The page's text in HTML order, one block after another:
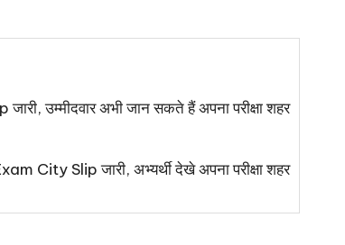
उम्मीदवार अभी जान सकते हैं अपना परीक्षा शहर
City Slip जारी, अभ्यर्थी देखे अपना परीक्षा शहर